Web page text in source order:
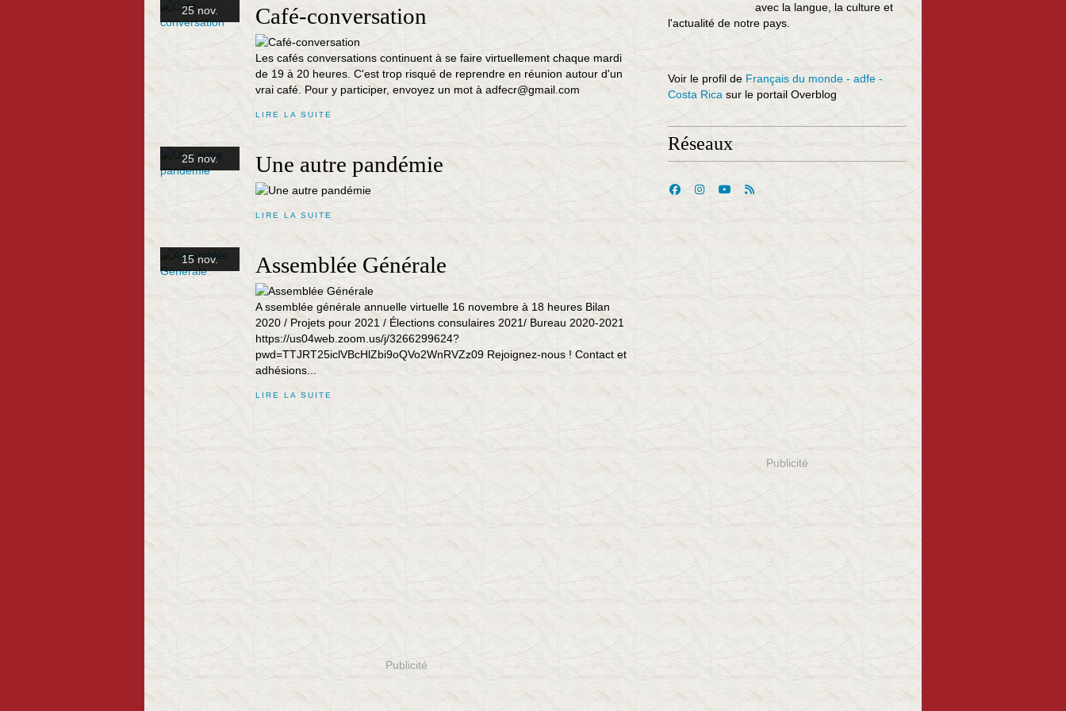
25 nov. Café-conversation
Les cafés conversations continuent à se faire virtuellement chaque mardi
de 19 à 20 heures. C'est trop risqué de reprendre en réunion autour d'un
vrai café. Pour y participer, envoyez un mot à adfecr@gmail.com
LIRE LA SUITE
25 nov. Une autre pandémie
LIRE LA SUITE
15 nov. Assemblée Générale
A ssemblée générale annuelle virtuelle 16 novembre à 18 heures Bilan
2020 / Projets pour 2021 / Élections consulaires 2021/ Bureau 2020-2021
https://us04web.zoom.us/j/3266299624?
pwd=TTJRT25iclVBcHlZbi9oQVo2WnRVZz09 Rejoignez-nous ! Contact et
adhésions...
LIRE LA SUITE
Publicité
avec la langue, la culture et
l'actualité de notre pays.
Voir le profil de Français du monde - adfe -
Costa Rica sur le portail Overblog
Réseaux
Publicité